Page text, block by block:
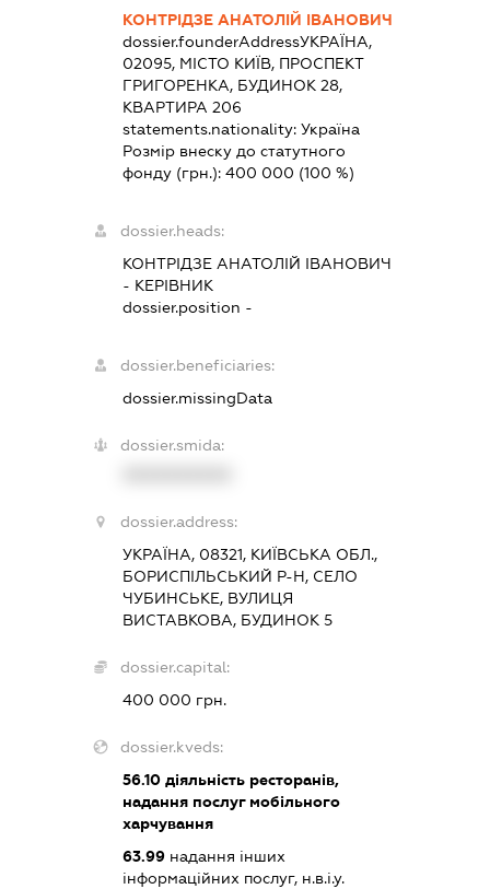
КОНТРІДЗЕ АНАТОЛІЙ ІВАНОВИЧ
dossier.founderAddressУКРАЇНА,
02095, МІСТО КИЇВ, ПРОСПЕКТ
ГРИГОРЕНКА, БУДИНОК 28,
КВАРТИРА 206
statements.nationality: Україна
Розмір внеску до статутного
фонду (грн.): 400 000 (100 %)
dossier.heads:
КОНТРІДЗЕ АНАТОЛІЙ ІВАНОВИЧ
- КЕРІВНИК
dossier.position -
dossier.beneficiaries:
dossier.missingData
dossier.smida:
dossier.address:
УКРАЇНА, 08321, КИЇВСЬКА ОБЛ.,
БОРИСПІЛЬСЬКИЙ Р-Н, СЕЛО
ЧУБИНСЬКЕ, ВУЛИЦЯ
ВИСТАВКОВА, БУДИНОК 5
dossier.capital:
400 000 грн.
dossier.kveds:
56.10діяльність ресторанів,
надання послуг мобільного
харчування
63.99надання інших
інформаційних послуг, н.в.і.у.